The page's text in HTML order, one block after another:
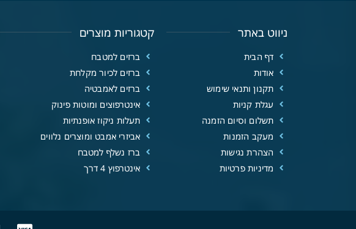
ניווט באתר
דף הבית
אודות
תקנון ותנאי שימוש
עגלת קניות
תשלום וסיום הזמנה
מעקב הזמנות
הצהרת נגישות
מדיניות פרטיות
קטגוריות מוצרים
ברזים למטבח
ברזים לכיור מקלחת
ברזים לאמבטיה
אינטרפוצים ומוטות פינוק
תעלות ניקוז אופנתיות
אביזרי אמבט ומוצרים נלווים
ברז נשלף למטבח
אינטרפוץ 4 דרך